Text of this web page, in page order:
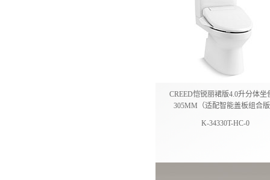
CREED恺锐丽裙版4.0升分体坐
305MM（适配智能盖板组合
K-34330T-HC-0